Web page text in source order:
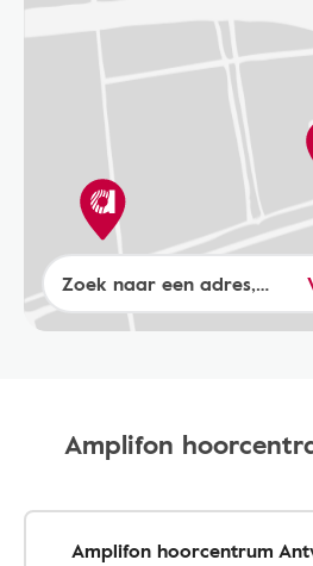
Amplifon
Amplifon hoorcentrum